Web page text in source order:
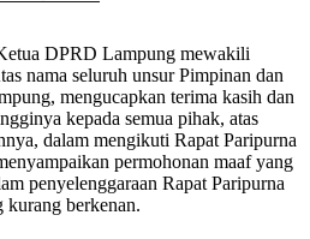
DPRD Lampung mewakili
nama seluruh unsur Pimpinan dan
mengucapkan terima kasih dan
kepada semua pihak, atas
dalam mengikuti Rapat Paripurna
permohonan maaf yang
penyelenggaraan Rapat Paripurna
berkenan.